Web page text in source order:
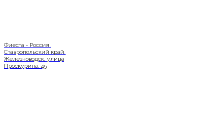
Фиеста - Россия,
Ставропольский край,
Железноводск, улица
Проскурина, 45